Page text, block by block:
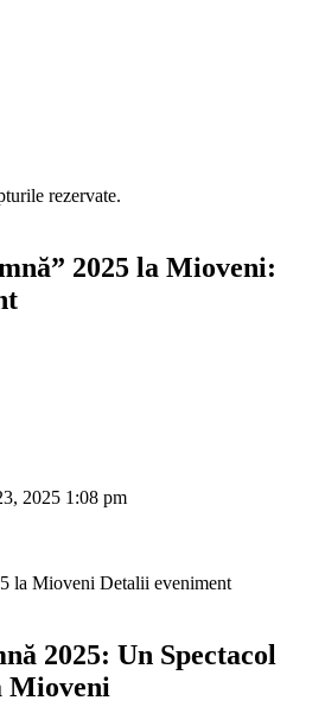
rezervate.
2025 la Mioveni:
2025 1:08 pm
2025: Un Spectacol
Mioveni